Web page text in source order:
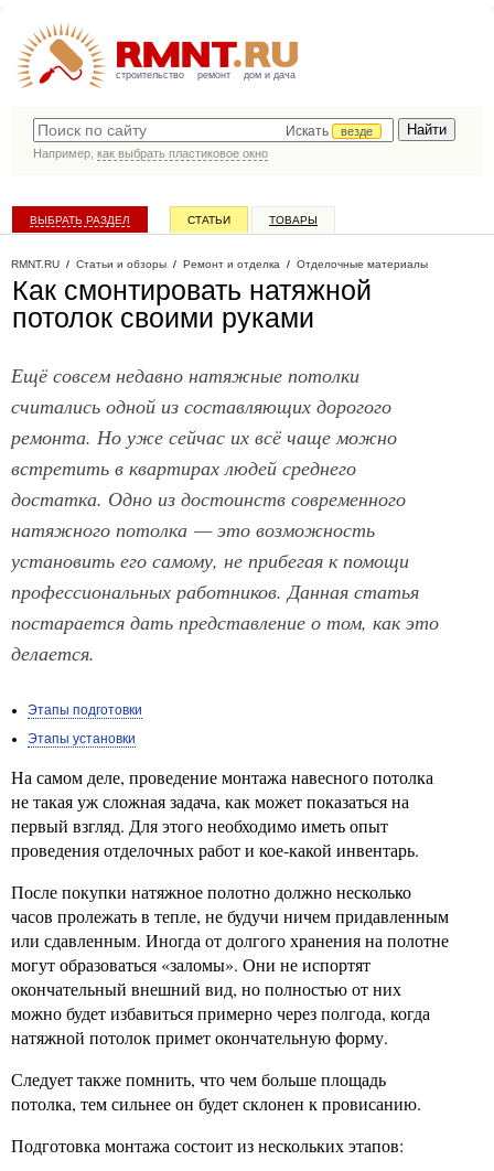
строительство ремонт дом и дача
Искать
везде
Например, как выбрать пластиковое окно
ВЫБРАТЬ РАЗДЕЛ СТАТЬИ ТОВАРЫ
RMNT.RU / Статьи и обзоры / Ремонт и отделка / Отделочные материалы
Как смонтировать натяжной
потолок своими руками
Ещё совсем недавно натяжные потолки
считались одной из составляющих дорогого
ремонта. Но уже сейчас их всё чаще можно
встретить в квартирах людей среднего
достатка. Одно из достоинств современного
натяжного потолка — это возможность
установить его самому, не прибегая к помощи
профессиональных работников. Данная статья
постарается дать представление о том, как это
делается.
Этапы подготовки
Этапы установки
На самом деле, проведение монтажа навесного потолка
не такая уж сложная задача, как может показаться на
первый взгляд. Для этого необходимо иметь опыт
проведения отделочных работ и кое-какой инвентарь.
После покупки натяжное полотно должно несколько
часов пролежать в тепле, не будучи ничем придавленным
или сдавленным. Иногда от долгого хранения на полотне
могут образоваться «заломы». Они не испортят
окончательный внешний вид, но полностью от них
можно будет избавиться примерно через полгода, когда
натяжной потолок примет окончательную форму.
Следует также помнить, что чем больше площадь
потолка, тем сильнее он будет склонен к провисанию.
Подготовка монтажа состоит из нескольких этапов: